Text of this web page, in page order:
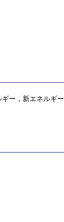
ー，新エネルギー